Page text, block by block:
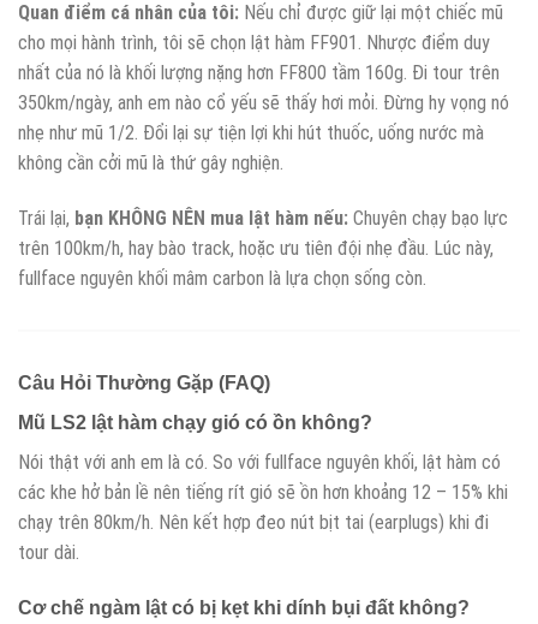
Quan điểm cá nhân của tôi: Nếu chỉ được giữ lại một chiếc mũ
cho mọi hành trình, tôi sẽ chọn lật hàm FF901. Nhược điểm duy
nhất của nó là khối lượng nặng hơn FF800 tầm 160g. Đi tour trên
350km/ngày, anh em nào cổ yếu sẽ thấy hơi mỏi. Đừng hy vọng nó
nhẹ như mũ 1/2. Đổi lại sự tiện lợi khi hút thuốc, uống nước mà
không cần cởi mũ là thứ gây nghiện.
Trái lại, bạn KHÔNG NÊN mua lật hàm nếu: Chuyên chạy bạo lực
trên 100km/h, hay bào track, hoặc ưu tiên đội nhẹ đầu. Lúc này,
fullface nguyên khối mâm carbon là lựa chọn sống còn.
Câu Hỏi Thường Gặp (FAQ)
Mũ LS2 lật hàm chạy gió có ồn không?
Nói thật với anh em là có. So với fullface nguyên khối, lật hàm có
các khe hở bản lề nên tiếng rít gió sẽ ồn hơn khoảng 12 – 15% khi
chạy trên 80km/h. Nên kết hợp đeo nút bịt tai (earplugs) khi đi
tour dài.
Cơ chế ngàm lật có bị kẹt khi dính bụi đất không?